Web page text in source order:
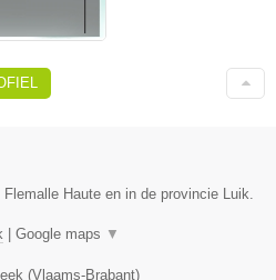
Haute en in de provincie Luik.
Google maps ▼
(Vlaams-Brabant)